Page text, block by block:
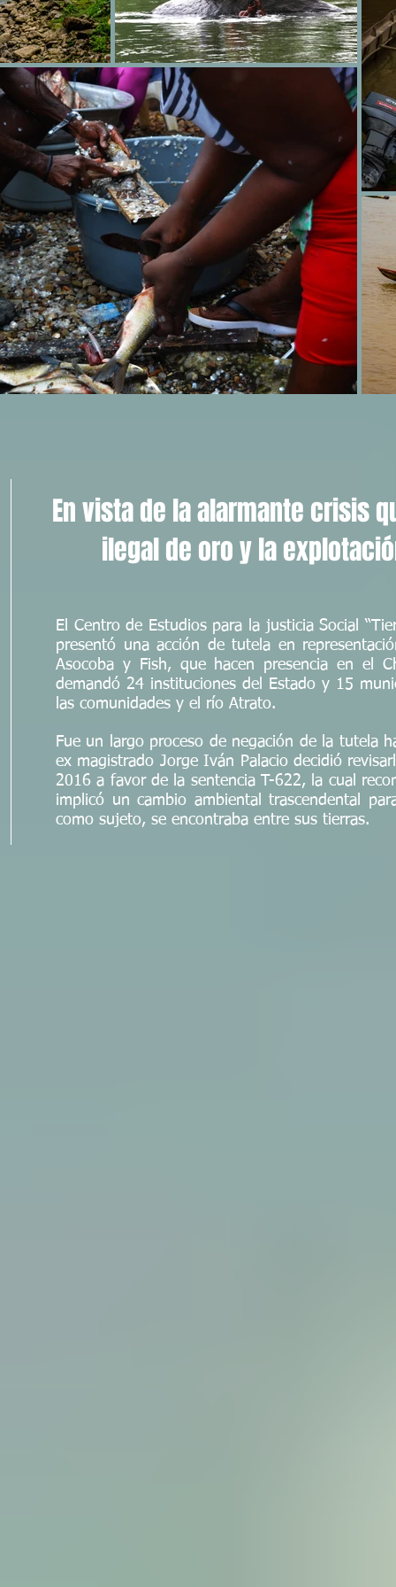
En vista de la alarmante crisis
ilegal de oro y la
El Centro de Estudios para la justicia Social
presentó una acción de tutela en
Asocoba y Fish, que hacen presencia en el
demandó 24 instituciones del Estado y 15
las comunidades y el río Atrato.
Fue un largo proceso de negación de la tutela
ex magistrado Jorge Iván Palacio decidió
2016 a favor de la sentencia T-622, la cual
implicó un cambio ambiental trascendental
como sujeto, se encontraba entre sus tierras.